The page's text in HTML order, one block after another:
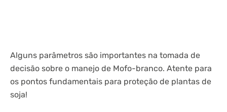
Alguns parâmetros são importantes na tomada de
decisão sobre o manejo de Mofo-branco. Atente para
os pontos fundamentais para proteção de plantas de
soja!